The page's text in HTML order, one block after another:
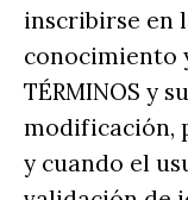
inscribirse en
conocimiento
TÉRMINOS y
modificación,
y cuando el